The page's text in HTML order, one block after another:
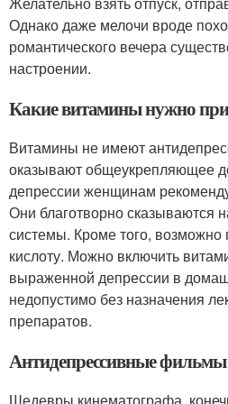
Однако даже мелочи вроде
романтического вечера
настроении.
Какие витамины нужно
Витамины не имеют
оказывают общеукрепляющее
депрессии женщинам
Они благотворно сказываются
системы. Кроме того,
кислоту. Можно включить
выраженной депрессии в
недопустимо без назначения
препаратов.
Антидепрессивные фильмы
Шедевры кинематографа,